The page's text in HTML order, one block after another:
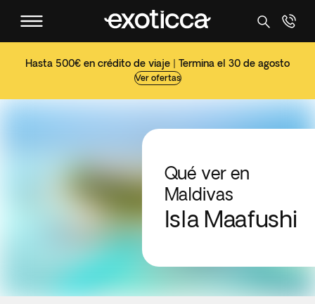
Hasta 500€ en crédito de viaje | Termina el 30 de agosto
Ver ofertas
Qué ver en
Maldivas
Isla Maafushi